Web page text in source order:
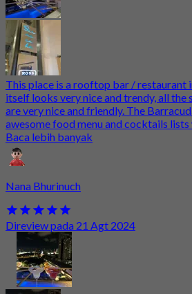
This place is a rooftop bar / restaurant
itself looks very nice and trendy, all
are very nice and friendly. The
awesome food menu and cocktails
Baca lebih banyak
Nana Bhurinuch
Direview pada 21 Agt 2024